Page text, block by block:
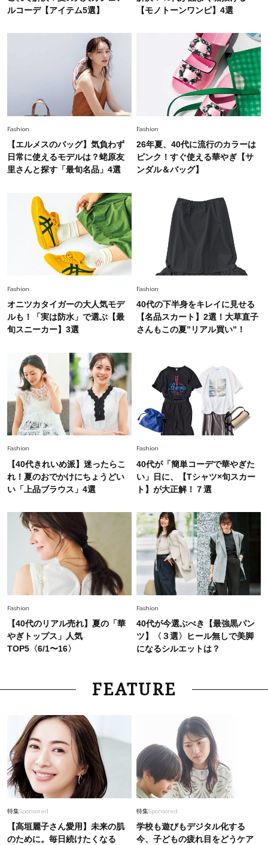
Fashion
初夏はこれさえあれば！40代は【淡色ワンピ】
で即涼しげ＆上品見え〈3選〉
Fashion 2026.8.5
オシャレ40代の【ワンピ＆オールインワン】最
旬着こなし3選。地味見え回避のコツは「バッグ
Fashion 2026.7.31
【40代のTシャツコーデ】超ビッグサイズ×きれ
Fashion 2026.6.25
毎日忙しい40代が頼れる！無難に見えない【ひ
とくせ黒ワンピ】〈5選〉
やぐ【甘め黒アイテム】3選
26年夏は「小ぶり」が大流行中！人と被らない
【最旬かごバッグ】6選
Fashion 2026.7.26
【猛暑でもきれい見え】40代が手放せない「黒
ワンピ」5選
ルコーデ【アイテム5選】
【モノトーンワンピ】4選
Fashion
【エルメスのバッグ】気負わず
日常に使えるモデルは？蛯原友
里さんと探す「最旬名品」4選
Fashion
26年夏、40代に流行のカラーは
ピンク！すぐ使える華やぎ【サ
ンダル＆バッグ】
Fashion
オニツカタイガーの大人気モデ
ルも！「実は防水」で選ぶ【最
旬スニーカー】3選
Fashion
40代の下半身をキレイに見せる
【名品スカート】2選！大草直子
さんもこの夏”リアル買い”！
Fashion
【40代きれいめ派】迷ったらこ
れ！夏のおでかけにちょうどい
い「上品ブラウス」4選
Fashion
40代が「簡単コーデで華やぎた
い」日に、【Tシャツ×旬スカー
ト】が大正解！７選
Fashion
【40代のリアル売れ】夏の「華
やぎトップス」人気
TOP5〈6/1〜16〉
Fashion
40代が今選ぶべき【最強黒パン
ツ】〈３選〉ヒール無しで美脚
になるシルエットは？
FEATURE
特集Sponsored
【高垣麗子さん愛用】未来の肌
のために。毎日続けたくなる
特集Sponsored
学校も遊びもデジタル化する
今、子どもの疲れ目をどうケア